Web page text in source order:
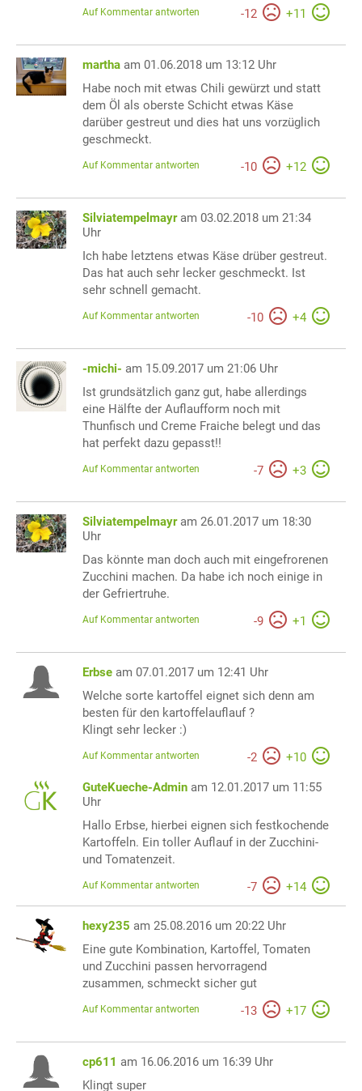
-12 +11
Auf Kommentar antworten
martha am 01.06.2018 um 13:12 Uhr
Habe noch mit etwas Chili gewürzt und statt
dem Öl als oberste Schicht etwas Käse
darüber gestreut und dies hat uns vorzüglich
geschmeckt.
-10 +12
Auf Kommentar antworten
Silviatempelmayr am 03.02.2018 um 21:34
Uhr
Ich habe letztens etwas Käse drüber gestreut.
Das hat auch sehr lecker geschmeckt. Ist
sehr schnell gemacht.
-10 +4
Auf Kommentar antworten
-michi- am 15.09.2017 um 21:06 Uhr
Ist grundsätzlich ganz gut, habe allerdings
eine Hälfte der Auflaufform noch mit
Thunfisch und Creme Fraiche belegt und das
hat perfekt dazu gepasst!!
-7 +3
Auf Kommentar antworten
Silviatempelmayr am 26.01.2017 um 18:30
Uhr
Das könnte man doch auch mit eingefrorenen
Zucchini machen. Da habe ich noch einige in
der Gefriertruhe.
-9 +1
Auf Kommentar antworten
Erbse am 07.01.2017 um 12:41 Uhr
Welche sorte kartoffel eignet sich denn am
besten für den kartoffelauflauf ?
Klingt sehr lecker :)
-2 +10
Auf Kommentar antworten
GuteKueche-Admin am 12.01.2017 um 11:55
Uhr
Hallo Erbse, hierbei eignen sich festkochende
Kartoffeln. Ein toller Auflauf in der Zucchini-
und Tomatenzeit.
-7 +14
Auf Kommentar antworten
hexy235 am 25.08.2016 um 20:22 Uhr
Eine gute Kombination, Kartoffel, Tomaten
und Zucchini passen hervorragend
zusammen, schmeckt sicher gut
-13 +17
Auf Kommentar antworten
cp611 am 16.06.2016 um 16:39 Uhr
Klingt super